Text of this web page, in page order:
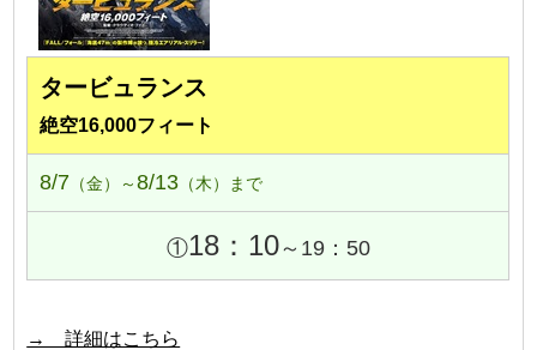
タービュランス
絶空16,000フィート
8/7 （金）～8/13 （木）まで
①18：10～19：50
→ 詳細はこちら